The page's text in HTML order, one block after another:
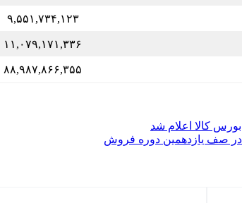
۹,۵۵۱,۷۳۴,۱۲۳
۱۱,۰۷۹,۱۷۱,۳۳۶
۸۸,۹۸۷,۸۶۶,۳۵۵